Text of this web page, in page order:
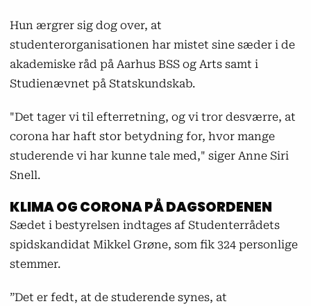
Hun ærgrer sig dog over, at
studenterorganisationen har mistet sine sæder i de
akademiske råd på Aarhus BSS og Arts samt i
Studienævnet på Statskundskab.
"Det tager vi til efterretning, og vi tror desværre, at
corona har haft stor betydning for, hvor mange
studerende vi har kunne tale med," siger Anne Siri
Snell.
KLIMA OG CORONA PÅ DAGSORDENEN
Sædet i bestyrelsen indtages af Studenterrådets
spidskandidat Mikkel Grøne, som fik 324 personlige
stemmer.
”Det er fedt, at de studerende synes, at